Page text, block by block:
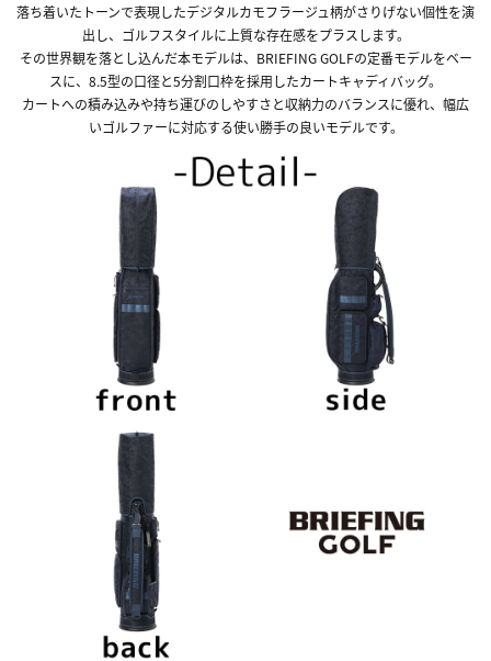
落ち着いたトーンで表現したデジタルカモフラージュ柄がさりげない個性を演
出し、ゴルフスタイルに上質な存在感をプラスします。
その世界観を落とし込んだ本モデルは、BRIEFING GOLFの定番モデルをベー
スに、8.5型の口径と5分割口枠を採用したカートキャディバッグ。
カートへの積み込みや持ち運びのしやすさと収納力のバランスに優れ、幅広
いゴルファーに対応する使い勝手の良いモデルです。